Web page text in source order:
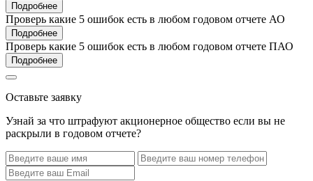
Подробнее
Проверь какие 5 ошибок есть в любом годовом отчете АО
Подробнее
Проверь какие 5 ошибок есть в любом годовом отчете ПАО
Подробнее
Оставьте заявку
Узнай за что штрафуют акционерное общество если вы не
раскрыли в годовом отчете?